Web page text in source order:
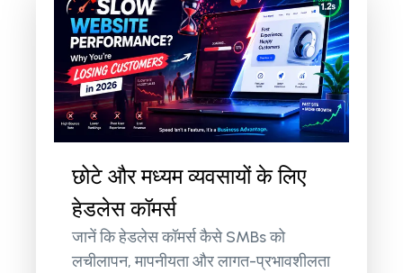
छोटे और मध्यम व्यवसायों के लिए
हेडलेस कॉमर्स
जानें कि हेडलेस कॉमर्स कैसे SMBs को
लचीलापन, मापनीयता और लागत-प्रभावशीलता